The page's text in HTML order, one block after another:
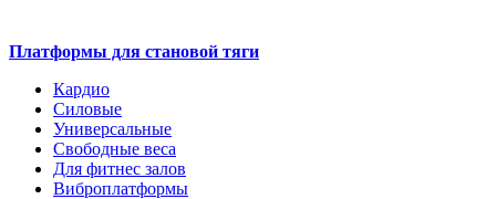
Платформы для становой тяги
Кардио
Силовые
Универсальные
Свободные веса
Для фитнес залов
Виброплатформы